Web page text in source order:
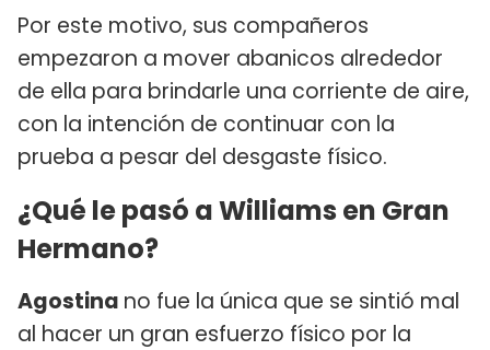
Por este motivo, sus compañeros
empezaron a mover abanicos alrededor
de ella para brindarle una corriente de aire,
con la intención de continuar con la
prueba a pesar del desgaste físico.
¿Qué le pasó a Williams en Gran
Hermano?
Agostina no fue la única que se sintió mal
al hacer un gran esfuerzo físico por la